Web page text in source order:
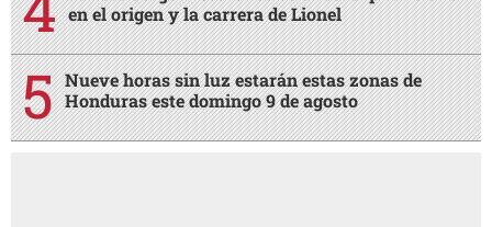
en el origen y la carrera de Lionel
Nueve horas sin luz estarán estas zonas de
Honduras este domingo 9 de agosto